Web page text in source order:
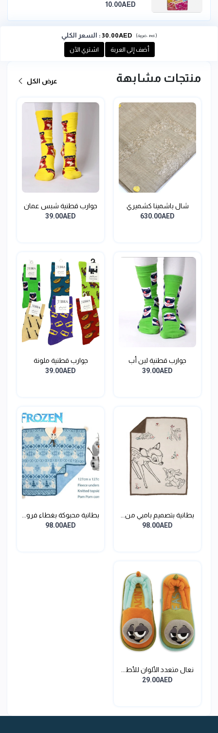
10.00AED
السعر الكلي : 30.00AED ( ضريبة : incl. )
اشتري الآن أضف إلى العربة
منتجات مشابهة عرض الكل
شال باشمينا كشميري
630.00AED
جوارب قطنية شبس عمان
39.00AED
جوارب قطنية لبن أب
39.00AED
جوارب قطنية ملونة
39.00AED
بطانية بتصميم بامبي من...
98.00AED
بطانية محبوكة بغطاء فرو...
98.00AED
نعال متعدد الألوان للأط...
29.00AED